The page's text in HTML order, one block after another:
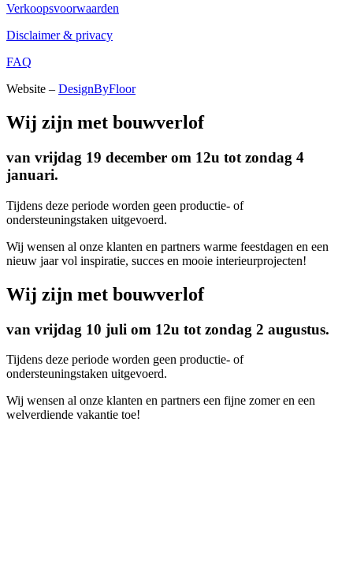
Verkoopsvoorwaarden
Disclaimer & privacy
FAQ
Website – DesignByFloor
Wij zijn met bouwverlof
van vrijdag 19 december om 12u tot zondag 4
januari.
Tijdens deze periode worden geen productie- of
ondersteuningstaken uitgevoerd.
Wij wensen al onze klanten en partners warme feestdagen en een
nieuw jaar vol inspiratie, succes en mooie interieurprojecten!
Wij zijn met bouwverlof
van vrijdag 10 juli om 12u tot zondag 2 augustus.
Tijdens deze periode worden geen productie- of
ondersteuningstaken uitgevoerd.
Wij wensen al onze klanten en partners een fijne zomer en een
welverdiende vakantie toe!